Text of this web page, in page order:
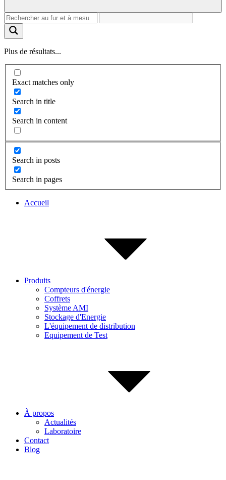
Plus de résultats...
Exact matches only
Search in title
Search in content
Search in posts
Search in pages
Accueil
Produits
Compteurs d'énergie
Coffrets
Système AMI
Stockage d'Energie
L'équipement de distribution
Equipement de Test
À propos
Actualités
Laboratoire
Contact
Blog